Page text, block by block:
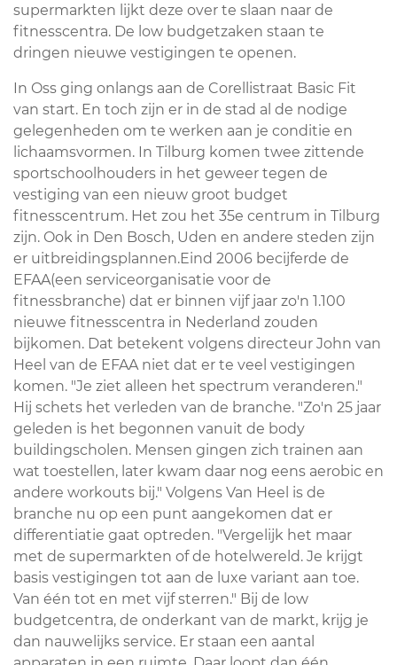
supermarkten lijkt deze over te slaan naar de
fitnesscentra. De low budgetzaken staan te
dringen nieuwe vestigingen te openen.
In Oss ging onlangs aan de Corellistraat Basic Fit
van start. En toch zijn er in de stad al de nodige
gelegenheden om te werken aan je conditie en
lichaamsvormen. In Tilburg komen twee zittende
sportschoolhouders in het geweer tegen de
vestiging van een nieuw groot budget
fitnesscentrum. Het zou het 35e centrum in Tilburg
zijn. Ook in Den Bosch, Uden en andere steden zijn
er uitbreidingsplannen.Eind 2006 becijferde de
EFAA(een serviceorganisatie voor de
fitnessbranche) dat er binnen vijf jaar zo'n 1.100
nieuwe fitnesscentra in Nederland zouden
bijkomen. Dat betekent volgens directeur John van
Heel van de EFAA niet dat er te veel vestigingen
komen. "Je ziet alleen het spectrum veranderen."
Hij schets het verleden van de branche. "Zo'n 25 jaar
geleden is het begonnen vanuit de body
buildingscholen. Mensen gingen zich trainen aan
wat toestellen, later kwam daar nog eens aerobic en
andere workouts bij." Volgens Van Heel is de
branche nu op een punt aangekomen dat er
differentiatie gaat optreden. "Vergelijk het maar
met de supermarkten of de hotelwereld. Je krijgt
basis vestigingen tot aan de luxe variant aan toe.
Van één tot en met vijf sterren." Bij de low
budgetcentra, de onderkant van de markt, krijg je
dan nauwelijks service. Er staan een aantal